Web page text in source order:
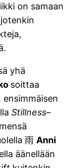
on samaan
yhä
soittaa
Stillness–
雨 Anni
äänellään